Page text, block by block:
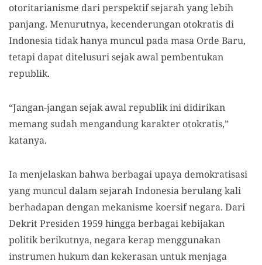
otoritarianisme dari perspektif sejarah yang lebih
panjang. Menurutnya, kecenderungan otokratis di
Indonesia tidak hanya muncul pada masa Orde Baru,
tetapi dapat ditelusuri sejak awal pembentukan
republik.
“Jangan-jangan sejak awal republik ini didirikan
memang sudah mengandung karakter otokratis,”
katanya.
Ia menjelaskan bahwa berbagai upaya demokratisasi
yang muncul dalam sejarah Indonesia berulang kali
berhadapan dengan mekanisme koersif negara. Dari
Dekrit Presiden 1959 hingga berbagai kebijakan
politik berikutnya, negara kerap menggunakan
instrumen hukum dan kekerasan untuk menjaga